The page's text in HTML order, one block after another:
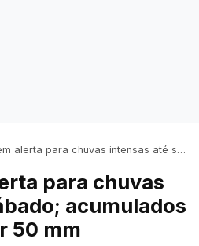
chuvas intensas até sábado; acumulados podem superar 50 mm
para chuvas
acumulados
50 mm